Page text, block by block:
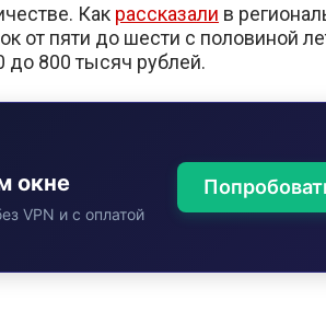
Как рассказали в
от пяти до шести с половиной
800 тысяч рублей.
окне
VPN и с оплатой